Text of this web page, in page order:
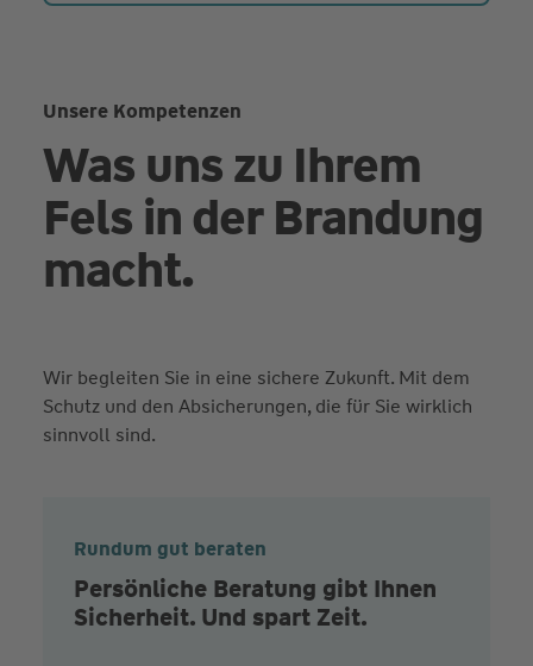
Unsere Kompetenzen
Was uns zu Ihrem
Fels in der Brandung
macht.
Wir begleiten Sie in eine sichere Zukunft. Mit dem
Schutz und den Absicherungen, die für Sie wirklich
sinnvoll sind.
Rundum gut beraten
Persönliche Beratung gibt Ihnen
Sicherheit. Und spart Zeit.